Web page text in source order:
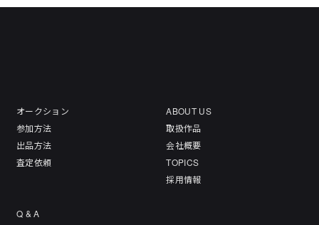
オークション
参加方法
出品方法
査定依頼
ABOUT US
取扱作品
会社概要
TOPICS
採用情報
Q & A